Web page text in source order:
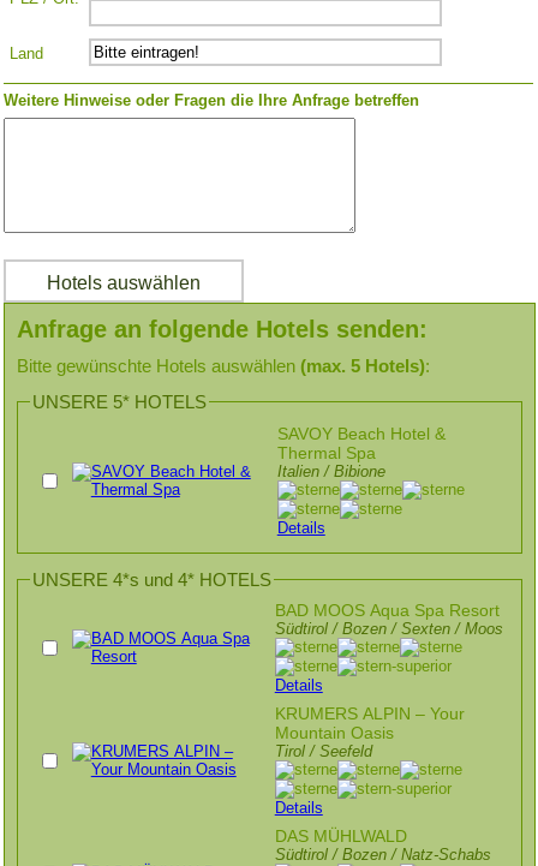
Land
Weitere Hinweise oder Fragen die Ihre Anfrage betreffen
Anfrage an folgende Hotels senden:
Bitte gewünschte Hotels auswählen (max. 5 Hotels):
UNSERE 5* HOTELS
SAVOY Beach Hotel &
Thermal Spa
Italien / Bibione
Details
UNSERE 4*s und 4* HOTELS
BAD MOOS Aqua Spa Resort
Südtirol / Bozen / Sexten / Moos
Details
KRUMERS ALPIN – Your
Mountain Oasis
Tirol / Seefeld
Details
DAS MÜHLWALD
Südtirol / Bozen / Natz-Schabs